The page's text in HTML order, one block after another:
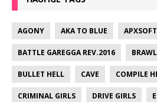
AGONY AKA TO BLUE APXSOFT
BATTLE GAREGGA REV.2016
BULLET HELL CAVE COMPILE
CRIMINAL GIRLS DRIVE GIRLS